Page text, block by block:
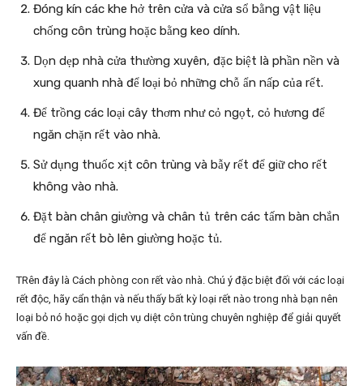
Đóng kín các khe hở trên cửa và cửa sổ bằng vật liệu
chống côn trùng hoặc bằng keo dính.
Dọn dẹp nhà cửa thường xuyên, đặc biệt là phần nền và
xung quanh nhà để loại bỏ những chỗ ẩn nấp của rết.
Để trồng các loại cây thơm như cỏ ngọt, cỏ hương để
ngăn chặn rết vào nhà.
Sử dụng thuốc xịt côn trùng và bẫy rết để giữ cho rết
không vào nhà.
Đặt bàn chân giường và chân tủ trên các tấm bàn chắn
để ngăn rết bò lên giường hoặc tủ.
TRên đây là Cách phòng con rết vào nhà. Chú ý đặc biệt đối với các loại
rết độc, hãy cẩn thận và nếu thấy bất kỳ loại rết nào trong nhà bạn nên
loại bỏ nó hoặc gọi dịch vụ diệt côn trùng chuyên nghiệp để giải quyết
vấn đề.